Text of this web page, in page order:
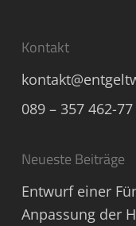
Kontakt
089 – 357 462-77
Neueste Beiträge
Entwurf einer
Anpassung der